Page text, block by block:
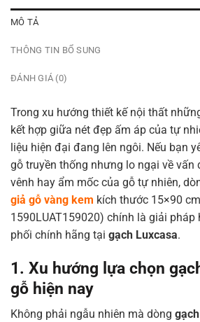
MÔ TẢ
THÔNG TIN BỔ SUNG
ĐÁNH GIÁ (0)
Trong xu hướng thiết kế nội thất
kết hợp giữa nét đẹp ấm áp của tự
liệu hiện đại đang lên ngôi. Nếu bạn
gỗ truyền thống nhưng lo ngại về vấn
vênh hay ẩm mốc của gỗ tự nhiên,
giả gỗ vàng kem kích thước 15×90
1590LUAT159020) chính là giải
phối chính hãng tại gạch Luxcasa.
1. Xu hướng lựa chọn
gỗ hiện nay
Không phải ngẫu nhiên mà dòng